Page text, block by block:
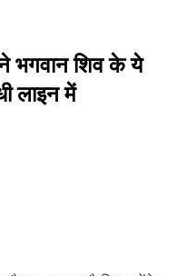
भगवान शिव के ये
लाइन में